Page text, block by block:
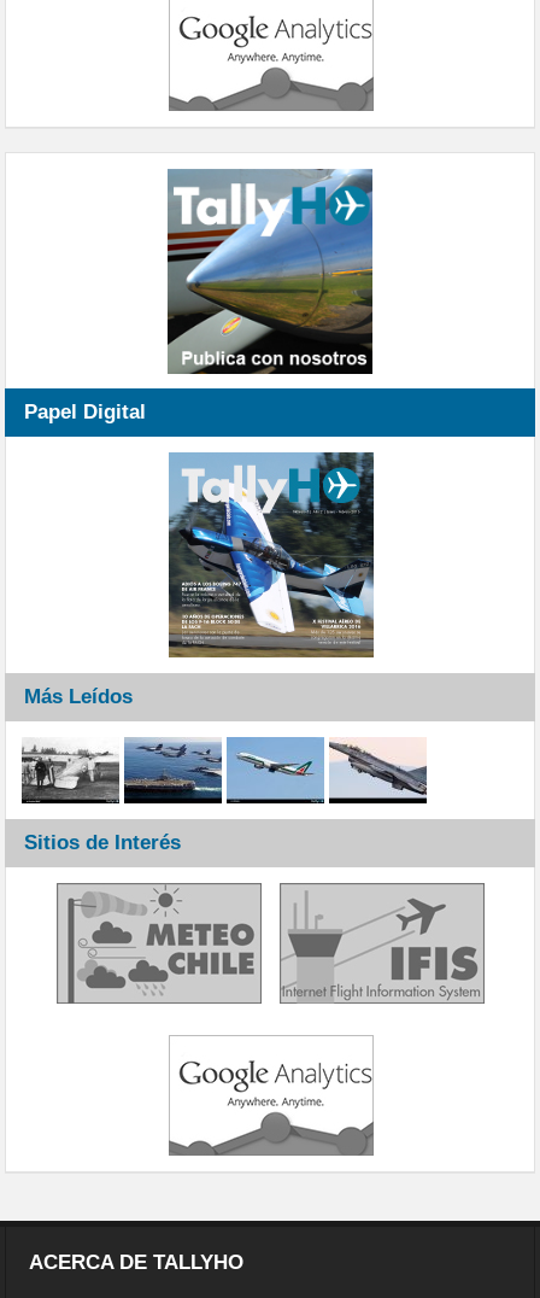
Papel Digital
Más Leídos
Sitios de Interés
ACERCA DE TALLYHO